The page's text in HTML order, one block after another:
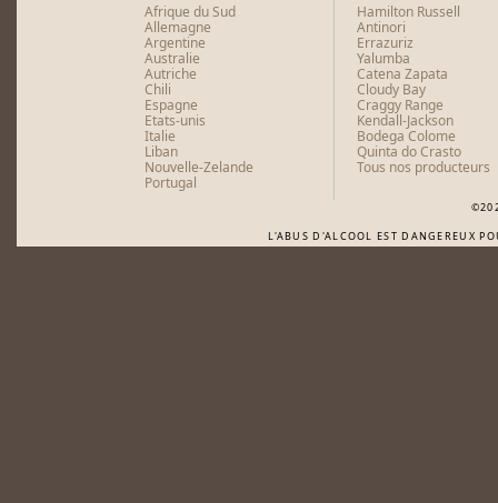
Afrique du Sud
Allemagne
Argentine
Australie
Autriche
Chili
Espagne
Etats-unis
Italie
Liban
Nouvelle-Zelande
Portugal
Hamilton Russell
Antinori
Errazuriz
Yalumba
Catena Zapata
Cloudy Bay
Craggy Range
Kendall-Jackson
Bodega Colome
Quinta do Crasto
Tous nos producteurs
L'ABUS D'ALCOOL EST DANGEREUX